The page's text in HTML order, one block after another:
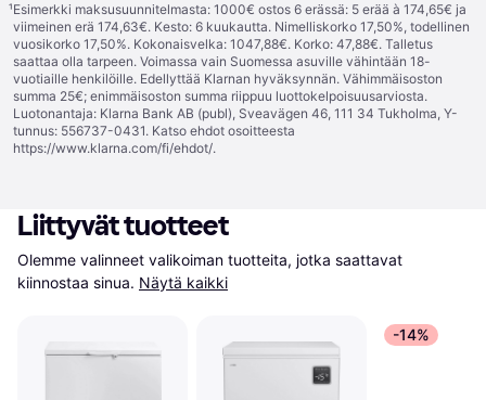
¹Esimerkki maksusuunnitelmasta: 1000€ ostos 6 erässä: 5 erää à 174,65€ ja
viimeinen erä 174,63€. Kesto: 6 kuukautta. Nimelliskorko 17,50%, todellinen
vuosikorko 17,50%. Kokonaisvelka: 1047,88€. Korko: 47,88€. Talletus
saattaa olla tarpeen. Voimassa vain Suomessa asuville vähintään 18-
vuotiaille henkilöille. Edellyttää Klarnan hyväksynnän. Vähimmäisoston
summa 25€; enimmäisoston summa riippuu luottokelpoisuusarviosta.
Luotonantaja: Klarna Bank AB (publ), Sveavägen 46, 111 34 Tukholma, Y-
tunnus: 556737-0431. Katso ehdot osoitteesta
https://www.klarna.com/fi/ehdot/.
Liittyvät tuotteet
Olemme valinneet valikoiman tuotteita, jotka saattavat
kiinnostaa sinua. Näytä kaikki
-14%